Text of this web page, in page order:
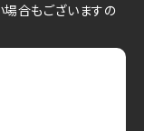
合もございますの